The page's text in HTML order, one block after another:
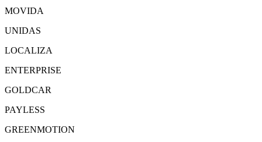
MOVIDA
UNIDAS
LOCALIZA
ENTERPRISE
GOLDCAR
PAYLESS
GREENMOTION